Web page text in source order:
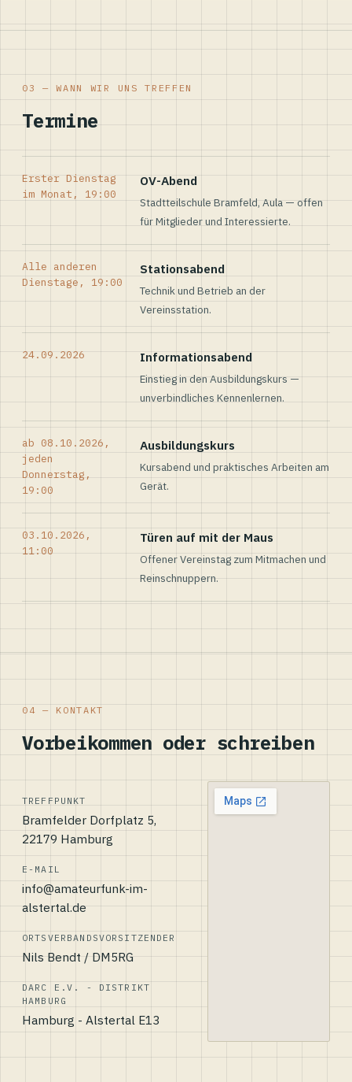
03 — WANN WIR UNS TREFFEN
Termine
Erster Dienstag
im Monat, 19:00
OV-Abend
Stadtteilschule Bramfeld, Aula — offen
für Mitglieder und Interessierte.
Alle anderen
Dienstage, 19:00
Stationsabend
Technik und Betrieb an der
Vereinsstation.
24.09.2026 Informationsabend
Einstieg in den Ausbildungskurs —
unverbindliches Kennenlernen.
ab 08.10.2026,
jeden
Donnerstag,
19:00
Ausbildungskurs
Kursabend und praktisches Arbeiten am
Gerät.
03.10.2026,
11:00
Türen auf mit der Maus
Offener Vereinstag zum Mitmachen und
Reinschnuppern.
04 — KONTAKT
Vorbeikommen oder schreiben
TREFFPUNKT
Bramfelder Dorfplatz 5,
22179 Hamburg
E-MAIL
info@amateurfunk-im-
alstertal.de
ORTSVERBANDSVORSITZENDER
Nils Bendt / DM5RG
DARC E.V. - DISTRIKT
HAMBURG
Hamburg - Alstertal E13